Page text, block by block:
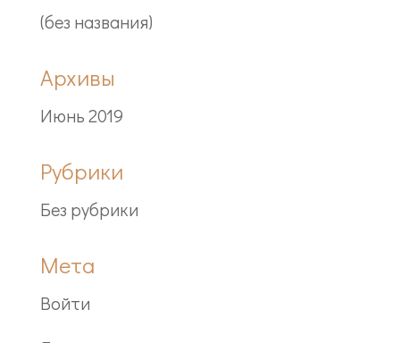
(без названия)
Архивы
Июнь 2019
Рубрики
Без рубрики
Мета
Войти